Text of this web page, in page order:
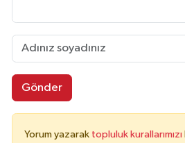
Gönder
Yorum yazarak topluluk kurallarımızı